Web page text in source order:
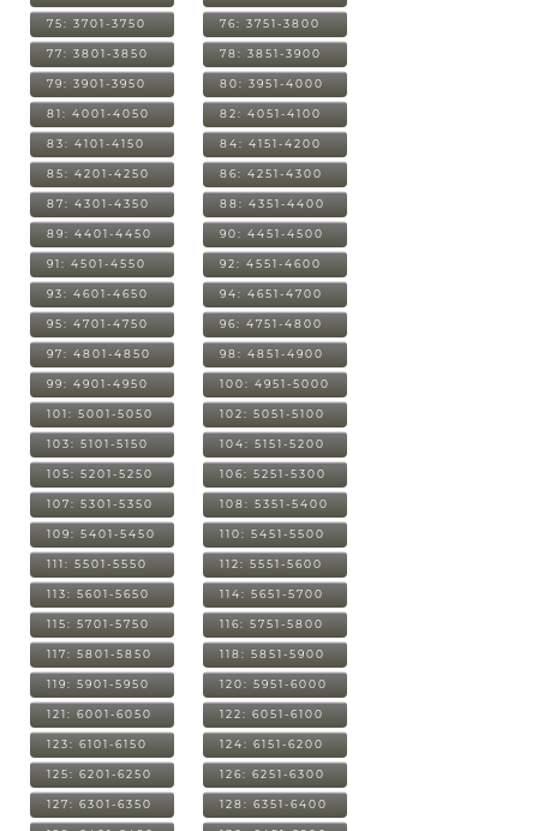
75: 3701-3750 76: 3751-3800
77: 3801-3850 78: 3851-3900
79: 3901-3950 80: 3951-4000
81: 4001-4050 82: 4051-4100
83: 4101-4150 84: 4151-4200
85: 4201-4250 86: 4251-4300
87: 4301-4350 88: 4351-4400
89: 4401-4450 90: 4451-4500
91: 4501-4550 92: 4551-4600
93: 4601-4650 94: 4651-4700
95: 4701-4750 96: 4751-4800
97: 4801-4850 98: 4851-4900
99: 4901-4950 100: 4951-5000
101: 5001-5050 102: 5051-5100
103: 5101-5150 104: 5151-5200
105: 5201-5250 106: 5251-5300
107: 5301-5350 108: 5351-5400
109: 5401-5450 110: 5451-5500
111: 5501-5550 112: 5551-5600
113: 5601-5650 114: 5651-5700
115: 5701-5750 116: 5751-5800
117: 5801-5850 118: 5851-5900
119: 5901-5950 120: 5951-6000
121: 6001-6050 122: 6051-6100
123: 6101-6150 124: 6151-6200
125: 6201-6250 126: 6251-6300
127: 6301-6350 128: 6351-6400